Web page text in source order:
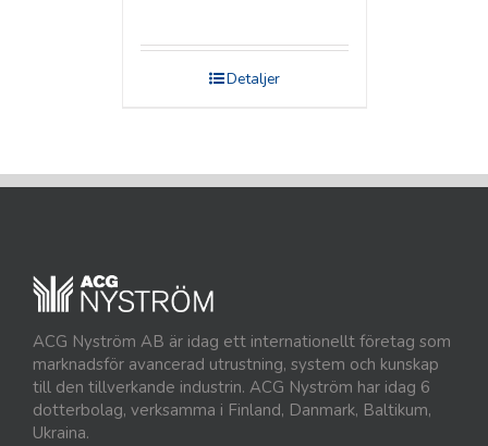
Detaljer
ACG Nyström AB är idag ett internationellt företag som
marknadsför avancerad utrustning, system och kunskap
till den tillverkande industrin. ACG Nyström har idag 6
dotterbolag, verksamma i Finland, Danmark, Baltikum,
Ukraina.